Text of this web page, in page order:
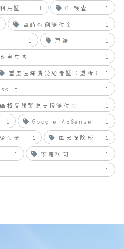
用証
1 CT検査
1
臨時特例給付金
1
1 戸籍
1
申立書
1
重度医療費受給者証（透析）
1
1
格高騰緊急支援給付金
1
1 Google AdSense
1
付金
1 国民保険税
1
1 家庭訪問
1
1